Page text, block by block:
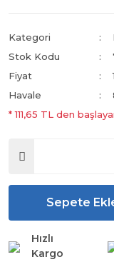
Kategori
Stok Kodu
Fiyat
Havale
* 111,65 TL den
Sepete
Hızlı
Kargo